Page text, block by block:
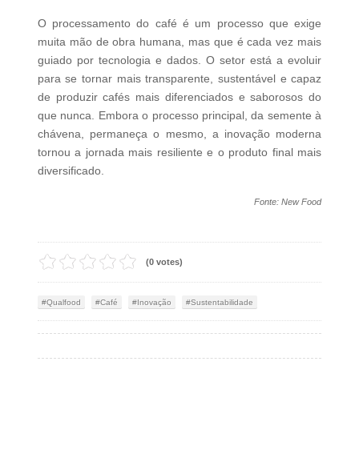
O processamento do café é um processo que exige
muita mão de obra humana, mas que é cada vez mais
guiado por tecnologia e dados. O setor está a evoluir
para se tornar mais transparente, sustentável e capaz
de produzir cafés mais diferenciados e saborosos do
que nunca. Embora o processo principal, da semente à
chávena, permaneça o mesmo, a inovação moderna
tornou a jornada mais resiliente e o produto final mais
diversificado.
Fonte: New Food
(0 votes)
Qualfood Café Inovação Sustentabilidade